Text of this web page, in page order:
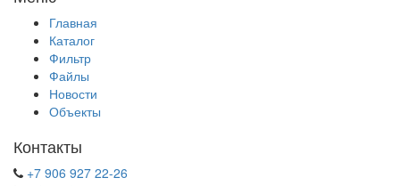
Главная
Каталог
Фильтр
Файлы
Новости
Объекты
Контакты
+7 906 927 22-26